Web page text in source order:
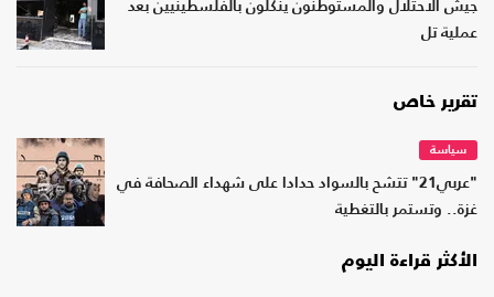
جيش الاحتلال والمستوطنون ينكّلون بالفلسطينيين بعد
عملية تل
تقرير خاص
سياسة
"عربي21" تتشح بالسواد حدادا على شهداء الصحافة في
غزة.. وتستمر بالتغطية
الأكثر قراءة اليوم